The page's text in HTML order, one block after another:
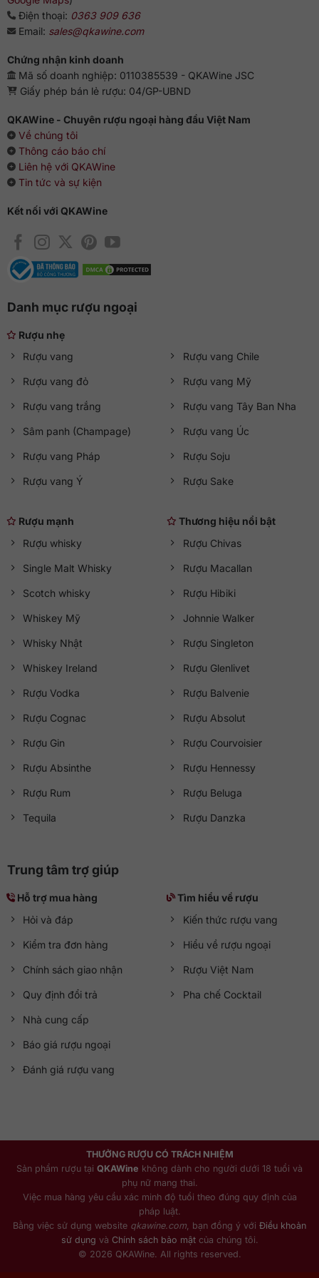
Hướng dẫn thưởng thức
Là một chai vang tuyệt hảo, nên kết hợp cùng những món
mực xào, hoặc thỉnh thoảng là súp gà, súp lươn, hoặc những
món ăn truyền thống Pháp để làm hương thơm thêm đậm
đà.
Vang được thưởng thức ngon nhất ở nhiệt độ từ 8-12 độ C,
đừng quên cho vang thở trong bình decanter trước khi uống
30 phút bạn nhé.
Điện thoại: 0363 909 636
Email: sales@qkawine.com
Chứng nhận kinh doanh
Mã số doanh nghiệp: 0110385539 - QKAWine JSC
Giấy phép bán lẻ rượu: 04/GP-UBND
QKAWine - Chuyên rượu ngoại hàng đầu Việt Nam
Về chúng tôi
Thông cáo báo chí
Liên hệ với QKAWine
Tin tức và sự kiện
Kết nối với QKAWine
Danh mục rượu ngoại
Rượu nhẹ
Rượu vang
Rượu vang đỏ
Rượu vang trắng
Sâm panh (Champage)
Rượu vang Pháp
Rượu vang Ý
Rượu vang Chile
Rượu vang Mỹ
Rượu vang Tây Ban Nha
Rượu vang Úc
Rượu Soju
Rượu Sake
Rượu mạnh
Rượu whisky
Single Malt Whisky
Scotch whisky
Whiskey Mỹ
Whisky Nhật
Whiskey Ireland
Rượu Vodka
Rượu Cognac
Rượu Gin
Rượu Absinthe
Rượu Rum
Tequila
Thương hiệu nổi bật
Rượu Chivas
Rượu Macallan
Rượu Hibiki
Johnnie Walker
Rượu Singleton
Rượu Glenlivet
Rượu Balvenie
Rượu Absolut
Rượu Courvoisier
Rượu Hennessy
Rượu Beluga
Rượu Danzka
Trung tâm trợ giúp
Hỗ trợ mua hàng
Hỏi và đáp
Kiểm tra đơn hàng
Chính sách giao nhận
Quy định đổi trả
Nhà cung cấp
Báo giá rượu ngoại
Đánh giá rượu vang
Tìm hiểu về rượu
Kiến thức rượu vang
Hiểu về rượu ngoại
Rượu Việt Nam
Pha chế Cocktail
THƯỞNG RƯỢU CÓ TRÁCH NHIỆM
Sản phẩm rượu tại QKAWine không dành cho người dưới 18 tuổi và
phụ nữ mang thai.
Việc mua hàng yêu cầu xác minh độ tuổi theo đúng quy định của
pháp luật.
Bằng việc sử dụng website qkawine.com , bạn đồng ý với Điều khoản
sử dụng và Chính sách bảo mậtcủa chúng tôi.
© 2026 QKAWine. All rights reserved.